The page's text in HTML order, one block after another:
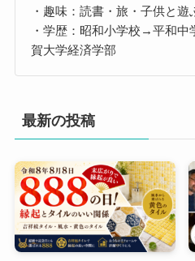
・趣味：読書・旅・子供と遊
・学歴：昭和小学校→平和
賀大学経済学部
最新の投稿